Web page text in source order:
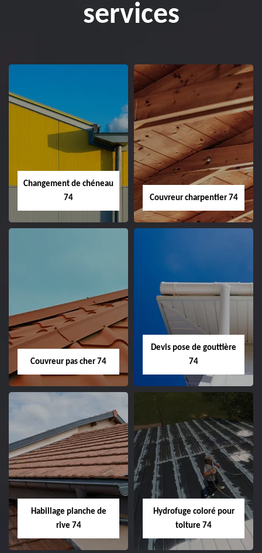
services
Changement de chéneau
74
Couvreur charpentier 74
Couvreur pas cher 74
Devis pose de gouttière
74
Habillage planche de
rive 74
Hydrofuge coloré pour
toiture 74